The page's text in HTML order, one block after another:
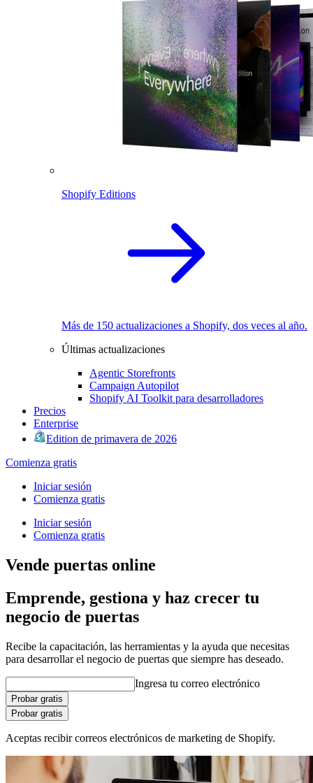
Shopify Editions
Más de 150 actualizaciones a Shopify, dos veces al año.
Últimas actualizaciones
Agentic Storefronts
Campaign Autopilot
Shopify AI Toolkit para desarrolladores
Precios
Enterprise
Edition de primavera de 2026
Comienza gratis
Iniciar sesión
Comienza gratis
Iniciar sesión
Comienza gratis
Vende puertas online
Emprende, gestiona y haz crecer tu
negocio de puertas
Recibe la capacitación, las herramientas y la ayuda que necesitas
para desarrollar el negocio de puertas que siempre has deseado.
Ingresa tu correo electrónico
Probar gratis
Probar gratis
Aceptas recibir correos electrónicos de marketing de Shopify.